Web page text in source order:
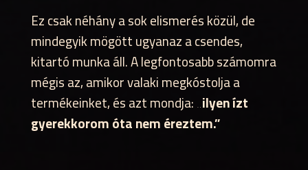
Ez csak néhány a sok elismerés közül, de
mindegyik mögött ugyanaz a csendes,
kitartó munka áll. A legfontosabb számomra
mégis az, amikor valaki megkóstolja a
termékeinket, és azt mondja:„ilyen ízt
gyerekkorom óta nem éreztem.”